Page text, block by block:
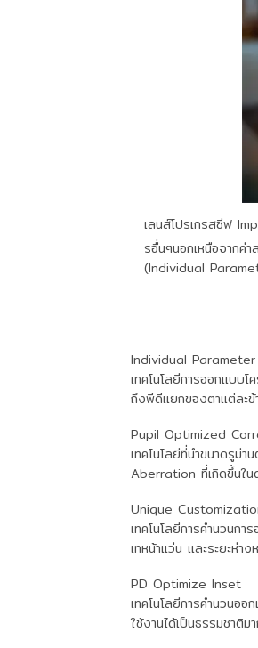
เลนส์โปรเกรสซีฟ
รอื่นๆนอกเหนือจากค่
(Individual
Individual Parameter
เทคโนโลยีการออกแบบ
ถึงพีดีแยกของตาแต่ละข้
Pupil Optimized
เทคโนโลยีที่นำขนาดรูม่
Aberration ที่เกิดขึ้นใน
Unique
เทคโนโลยีการคำนวนก
เทหน้าแว่น และระยะห่า
PD Optimize Inset
เทคโนโลยีการคำนวนอ
ใช้งานได้เป็นธรรมชาติม